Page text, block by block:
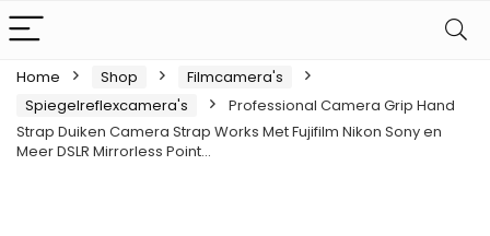
Home Shop
Filmcamera's
Spiegelreflexcamera's
Professional Camera Grip Hand
Strap Duiken Camera Strap Works Met Fujifilm Nikon Sony en
Meer DSLR Mirrorless Point…